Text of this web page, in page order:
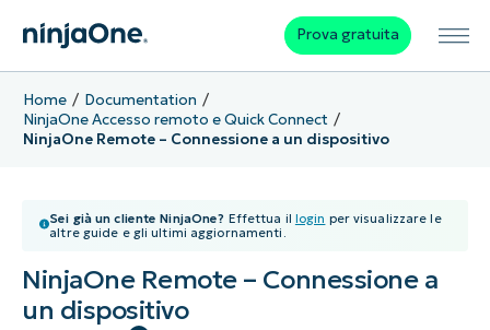
Prova gratuita
Home
Documentation
NinjaOne Accesso remoto e Quick Connect
NinjaOne Remote – Connessione a un dispositivo
Sei già un cliente NinjaOne? Effettua il login per visualizzare le
altre guide e gli ultimi aggiornamenti.
NinjaOne Remote – Connessione a
un dispositivo